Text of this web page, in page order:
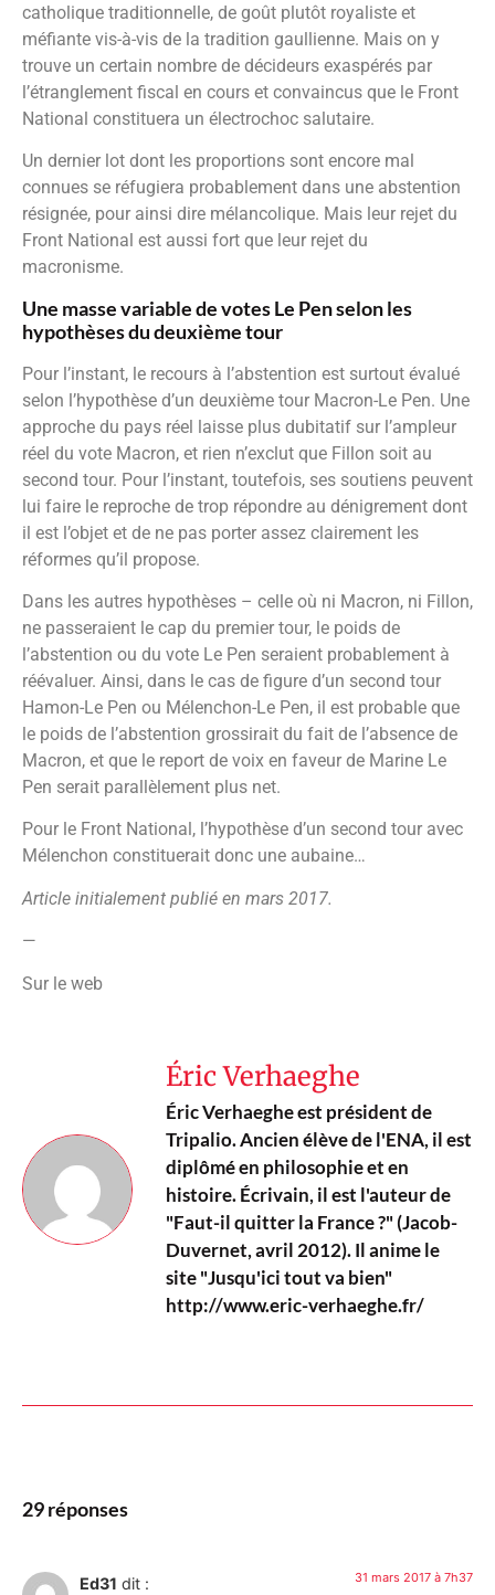
catholique traditionnelle, de goût plutôt royaliste et
méfiante vis-à-vis de la tradition gaullienne. Mais on y
trouve un certain nombre de décideurs exaspérés par
l’étranglement fiscal en cours et convaincus que le Front
National constituera un électrochoc salutaire.
Un dernier lot dont les proportions sont encore mal
connues se réfugiera probablement dans une abstention
résignée, pour ainsi dire mélancolique. Mais leur rejet du
Front National est aussi fort que leur rejet du
macronisme.
Une masse variable de votes Le Pen selon les
hypothèses du deuxième tour
Pour l’instant, le recours à l’abstention est surtout évalué
selon l’hypothèse d’un deuxième tour Macron-Le Pen. Une
approche du pays réel laisse plus dubitatif sur l’ampleur
réel du vote Macron, et rien n’exclut que Fillon soit au
second tour. Pour l’instant, toutefois, ses soutiens peuvent
lui faire le reproche de trop répondre au dénigrement dont
il est l’objet et de ne pas porter assez clairement les
réformes qu’il propose.
Dans les autres hypothèses – celle où ni Macron, ni Fillon,
ne passeraient le cap du premier tour, le poids de
l’abstention ou du vote Le Pen seraient probablement à
réévaluer. Ainsi, dans le cas de figure d’un second tour
Hamon-Le Pen ou Mélenchon-Le Pen, il est probable que
le poids de l’abstention grossirait du fait de l’absence de
Macron, et que le report de voix en faveur de Marine Le
Pen serait parallèlement plus net.
Pour le Front National, l’hypothèse d’un second tour avec
Mélenchon constituerait donc une aubaine…
Article initialement publié en mars 2017.
—
Sur le web
Éric Verhaeghe
Éric Verhaeghe est président de
Tripalio. Ancien élève de l'ENA, il est
diplômé en philosophie et en
histoire. Écrivain, il est l'auteur de
"Faut-il quitter la France ?" (Jacob-
Duvernet, avril 2012). Il anime le
site "Jusqu'ici tout va bien"
http://www.eric-verhaeghe.fr/
29 réponses
Ed31 dit : 31 mars 2017 à 7h37